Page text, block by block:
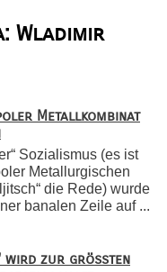
Wladimir
Metallkombinat
Sozialismus (es ist
Metallurgischen
die Rede) wurde
banalen Zeile auf ...
wird zur größten